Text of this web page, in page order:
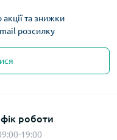
та знижки
розсилку
роботи
19:00